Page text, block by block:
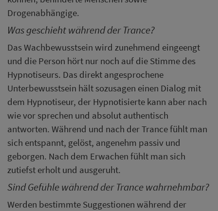
Drogenabhängige.
Was geschieht während der Trance?
Das Wachbewusstsein wird zunehmend eingeengt
und die Person hört nur noch auf die Stimme des
Hypnotiseurs. Das direkt angesprochene
Unterbewusstsein hält sozusagen einen Dialog mit
dem Hypnotiseur, der Hypnotisierte kann aber nach
wie vor sprechen und absolut authentisch
antworten. Während und nach der Trance fühlt man
sich entspannt, gelöst, angenehm passiv und
geborgen. Nach dem Erwachen fühlt man sich
zutiefst erholt und ausgeruht.
Sind Gefühle während der Trance wahrnehmbar?
Werden bestimmte Suggestionen während der